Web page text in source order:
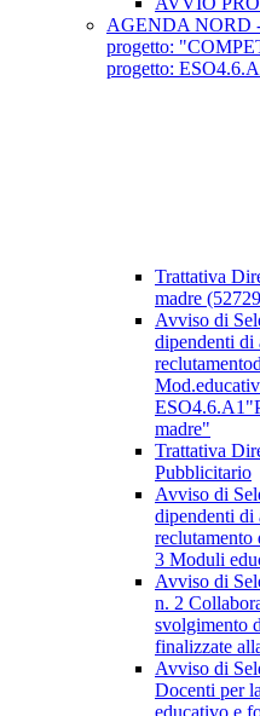
AGENDA NORD
progetto:
progetto:
Trattativa
madre
Avviso di
dipendenti di
madre"
Trattativa
Pubblicitario
Avviso di
dipendenti di
reclutamento
3 Moduli
Avviso di
n. 2
svolgimento
finalizzate
Avviso di
Docenti per